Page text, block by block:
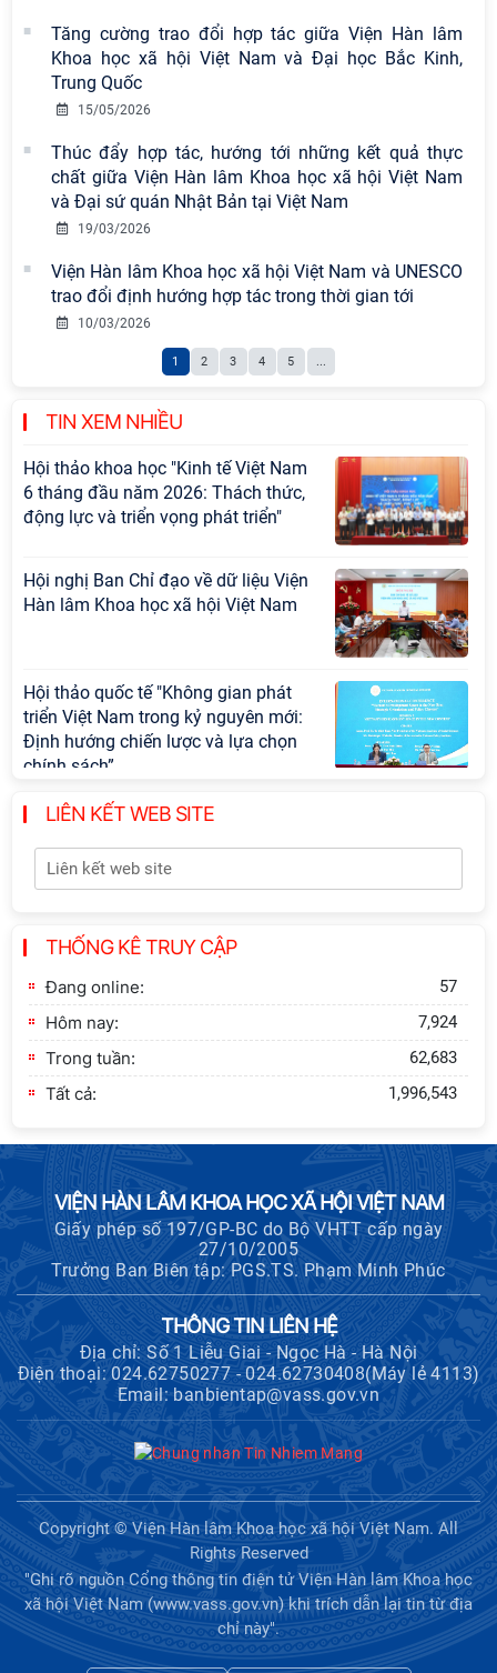
Tăng cường trao đổi hợp tác giữa Viện Hàn lâm
Khoa học xã hội Việt Nam và Đại học Bắc Kinh,
Trung Quốc
15/05/2026
Thúc đẩy hợp tác, hướng tới những kết quả thực
chất giữa Viện Hàn lâm Khoa học xã hội Việt Nam
và Đại sứ quán Nhật Bản tại Việt Nam
19/03/2026
Viện Hàn lâm Khoa học xã hội Việt Nam và UNESCO
trao đổi định hướng hợp tác trong thời gian tới
10/03/2026
1 2 3 4 5 ...
TIN XEM NHIỀU
Hội thảo khoa học quốc tế “Không
gian phát triển Việt Nam trong kỷ
nguyên mới: Định hướng chiến lược
và lựa chọn chính sách” sẽ diễn ra
Tọa đàm Giao lưu chuyên đề về
những kinh nghiệm quan trọng của
Đảng Cộng sản Trung Quốc và Đảng
sự nghiệp xây dựng chủ nghĩa xã hội
Hội nghị Lãnh đạo Viện Hàn lâm
Khoa học xã hội Việt Nam làm việc
với Ban Chủ nhiệm các Chương trình
cấp Bộ
Hội thảo khoa học "Kinh tế Việt Nam
6 tháng đầu năm 2026: Thách thức,
động lực và triển vọng phát triển"
Hội nghị Ban Chỉ đạo về dữ liệu Viện
Hàn lâm Khoa học xã hội Việt Nam
Hội thảo quốc tế "Không gian phát
triển Việt Nam trong kỷ nguyên mới:
Định hướng chiến lược và lựa chọn
chính sách”
Khai quật công trường khai thác đá
Tôn
sinh đào tạo trình độ tiến sĩ đợt 1
LIÊN KẾT WEB SITE
THỐNG KÊ TRUY CẬP
Đang online: 57
Hôm nay: 7,924
Trong tuần: 62,683
Tất cả: 1,996,543
VIỆN HÀN LÂM KHOA HỌC XÃ HỘI VIỆT NAM
Giấy phép số 197/GP-BC do Bộ VHTT cấp ngày
27/10/2005
Trưởng Ban Biên tập: PGS.TS. Phạm Minh Phúc
THÔNG TIN LIÊN HỆ
Địa chỉ: Số 1 Liễu Giai - Ngọc Hà - Hà Nội
Điện thoại: 024.62750277 - 024.62730408(Máy lẻ 4113)
Email: banbientap@vass.gov.vn
Copyright © Viện Hàn lâm Khoa học xã hội Việt Nam. All
Rights Reserved
"Ghi rõ nguồn Cổng thông tin điện tử Viện Hàn lâm Khoa học
xã hội Việt Nam (www.vass.gov.vn) khi trích dẫn lại tin từ địa
chỉ này".